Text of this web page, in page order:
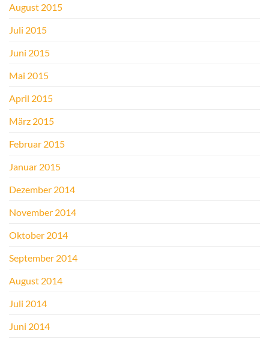
August 2015
Juli 2015
Juni 2015
Mai 2015
April 2015
März 2015
Februar 2015
Januar 2015
Dezember 2014
November 2014
Oktober 2014
September 2014
August 2014
Juli 2014
Juni 2014